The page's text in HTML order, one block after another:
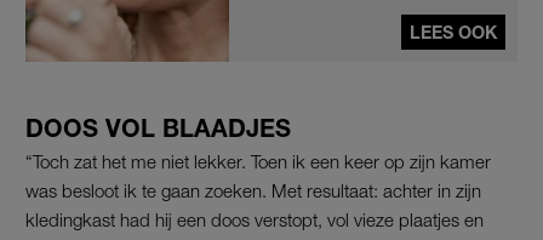
LEES OOK
DOOS VOL BLAADJES
“Toch zat het me niet lekker. Toen ik een keer op zijn kamer
was besloot ik te gaan zoeken. Met resultaat: achter in zijn
kledingkast had hij een doos verstopt, vol vieze plaatjes en